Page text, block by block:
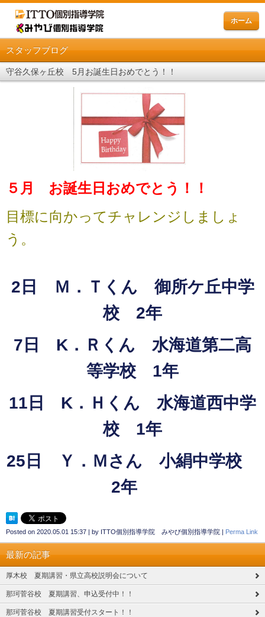
ホーム
スタッフブログ
守谷久保ヶ丘校 5月お誕生日おめでとう！！
５月 お誕生日おめでとう！！
目標に向かってチャレンジしましょ
う。
2日 Ｍ．Ｔくん 御所ケ丘中学
校 2年
7日 K．Ｒくん 水海道第二高
等学校 1年
11日 K．Ｈくん 水海道西中学
校 1年
25日 Ｙ．Ｍさん 小絹中学校
2年
Posted on 2020.05.01 15:37 | by ITTO個別指導学院 みやび個別指導学院 | Perma Link
最新の記事
厚木校 夏期講習・県立高校説明会について
那珂菅谷校 夏期講習、申込受付中！！
那珂菅谷校 夏期講習受付スタート！！